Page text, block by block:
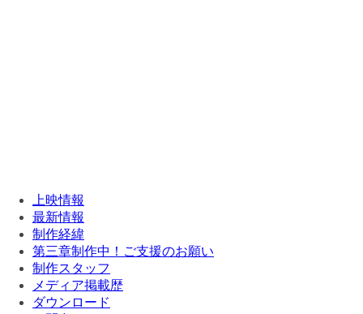
上映情報
最新情報
制作経緯
第三章制作中！ご支援のお願い
制作スタッフ
メディア掲載歴
ダウンロード